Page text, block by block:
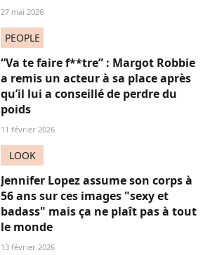
27 mai 2026
PEOPLE
“Va te faire f**tre” : Margot Robbie
a remis un acteur à sa place après
qu’il lui a conseillé de perdre du
poids
11 février 2026
LOOK
Jennifer Lopez assume son corps à
56 ans sur ces images "sexy et
badass" mais ça ne plaît pas à tout
le monde
13 février 2026